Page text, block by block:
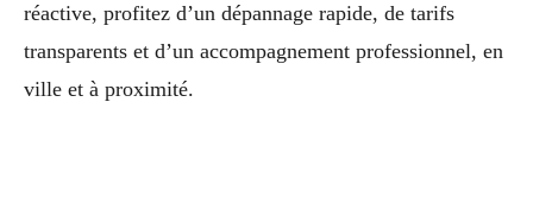
réactive, profitez d’un dépannage rapide, de tarifs
transparents et d’un accompagnement professionnel, en
ville et à proximité.